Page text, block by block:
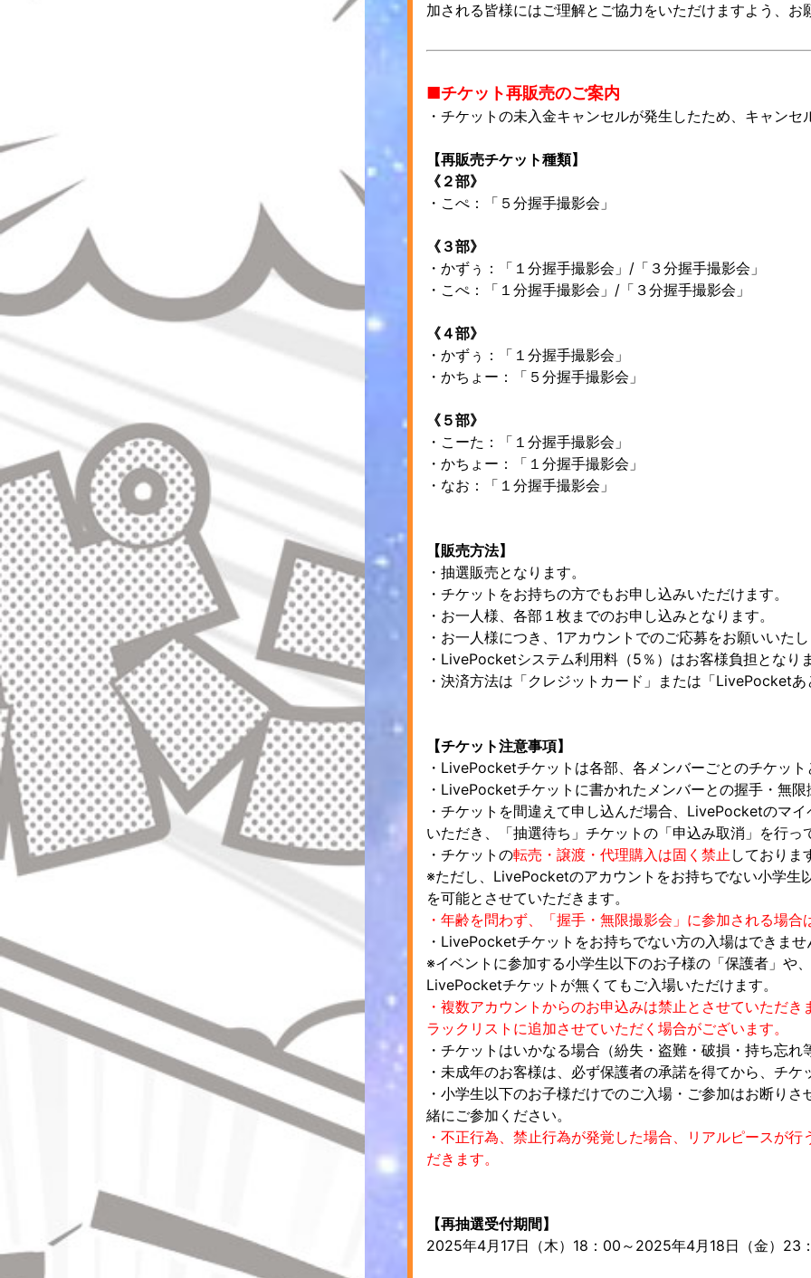
加される皆様にはご理解とご協力をいただけますよう、お
■チケット再販売のご案内
・チケットの未入金キャンセルが発生したため、キャン
【再販売チケット種類】
《２部》
・こぺ：「５分握手撮影会」
《３部》
・かずぅ：「１分握手撮影会」/「３分握手撮影会」
・こぺ：「１分握手撮影会」/「３分握手撮影会」
《４部》
・かずぅ：「１分握手撮影会」
・かちょー：「５分握手撮影会」
《５部》
・こーた：「１分握手撮影会」
・かちょー：「１分握手撮影会」
・なお：「１分握手撮影会」
【販売方法】
・抽選販売となります。
・チケットをお持ちの方でもお申し込みいただけます。
・お一人様、各部１枚までのお申し込みとなります。
・お一人様につき、1アカウントでのご応募をお願いいた
・LivePocketシステム利用料（5％）はお客様負担となり
・決済方法は「クレジットカード」または「LivePocket
【チケット注意事項】
・LivePocketチケットは各部、各メンバーごとのチケッ
・LivePocketチケットに書かれたメンバーとの握手・無
・チケットを間違えて申し込んだ場合、LivePocketのマ
いただき、「抽選待ち」チケットの「申込み取消」を行
・チケットの転売・譲渡・代理購入は固く禁止 しておりま
※ただし、LivePocketのアカウントをお持ちでない小学生
を可能とさせていただきます。
・年齢を問わず、「握手・無限撮影会」に参加される場
・LivePocketチケットをお持ちでない方の入場はできませ
※イベントに参加する小学生以下のお子様の「保護者」や
LivePocketチケットが無くてもご入場いただけます。
・複数アカウントからのお申込みは禁止とさせていただ
ラックリストに追加させていただく場合がございます。
・チケットはいかなる場合（紛失・盗難・破損・持ち忘
・未成年のお客様は、必ず保護者の承諾を得てから、チ
・小学生以下のお子様だけでのご入場・ご参加はお断り
緒にご参加ください。
・不正行為、禁止行為が発覚した場合、リアルピースが
だきます。
【再抽選受付期間】
2025年4月17日（木）18：00～2025年4月18日（金）23